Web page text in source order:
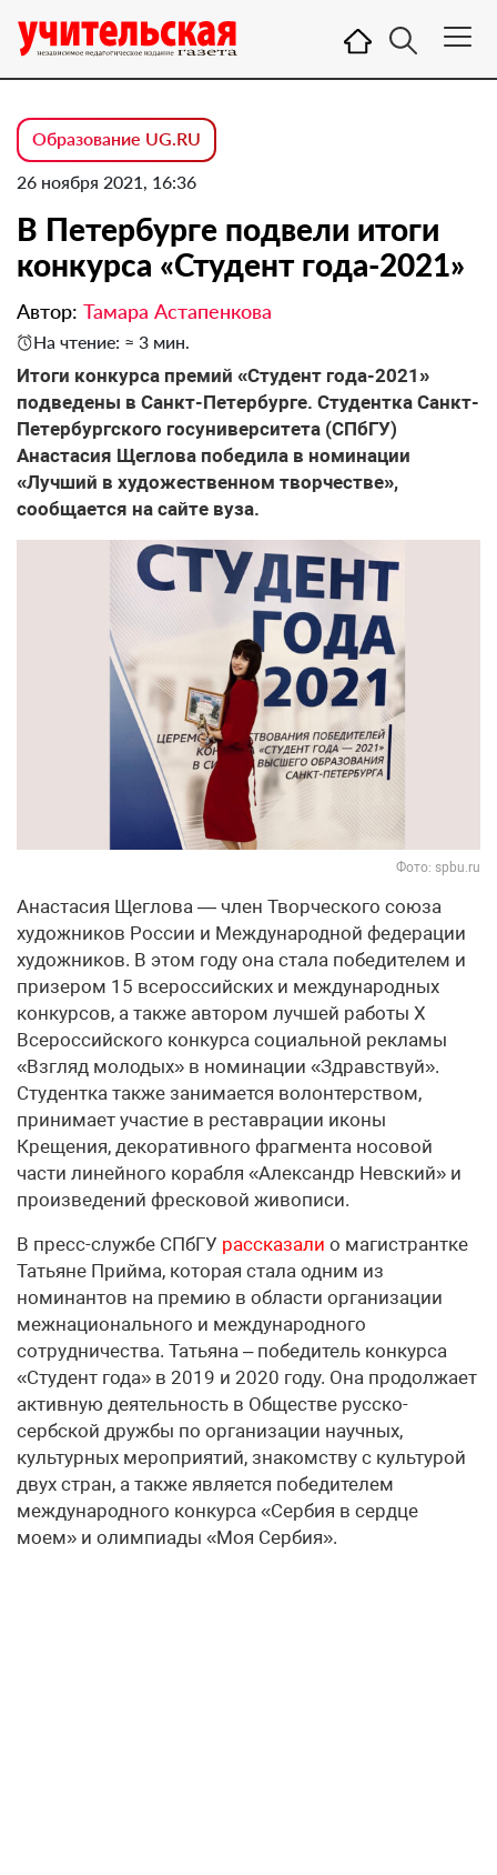
Образование UG.RU
26 ноября 2021, 16:36
В Петербурге подвели итоги
конкурса «Студент года-2021»
Автор: Тамара Астапенкова
На чтение: ≈ 3 мин.
Итоги конкурса премий «Студент года-2021»
подведены в Санкт-Петербурге. Студентка Санкт-
Петербургского госуниверситета (СПбГУ)
Анастасия Щеглова победила в номинации
«Лучший в художественном творчестве»,
сообщается на сайте вуза.
Фото: spbu.ru
Анастасия Щеглова — член Творческого союза
художников России и Международной федерации
художников. В этом году она стала победителем и
призером 15 всероссийских и международных
конкурсов, а также автором лучшей работы X
Всероссийского конкурса социальной рекламы
«Взгляд молодых» в номинации «Здравствуй».
Студентка также занимается волонтерством,
принимает участие в реставрации иконы
Крещения, декоративного фрагмента носовой
части линейного корабля «Александр Невский» и
произведений фресковой живописи.
В пресс-службе СПбГУ рассказали о магистрантке
Татьяне Прийма, которая стала одним из
номинантов на премию в области организации
межнационального и международного
сотрудничества. Татьяна – победитель конкурса
«Студент года» в 2019 и 2020 году. Она продолжает
активную деятельность в Обществе русско-
сербской дружбы по организации научных,
культурных мероприятий, знакомству с культурой
двух стран, а также является победителем
международного конкурса «Сербия в сердце
моем» и олимпиады «Моя Сербия».